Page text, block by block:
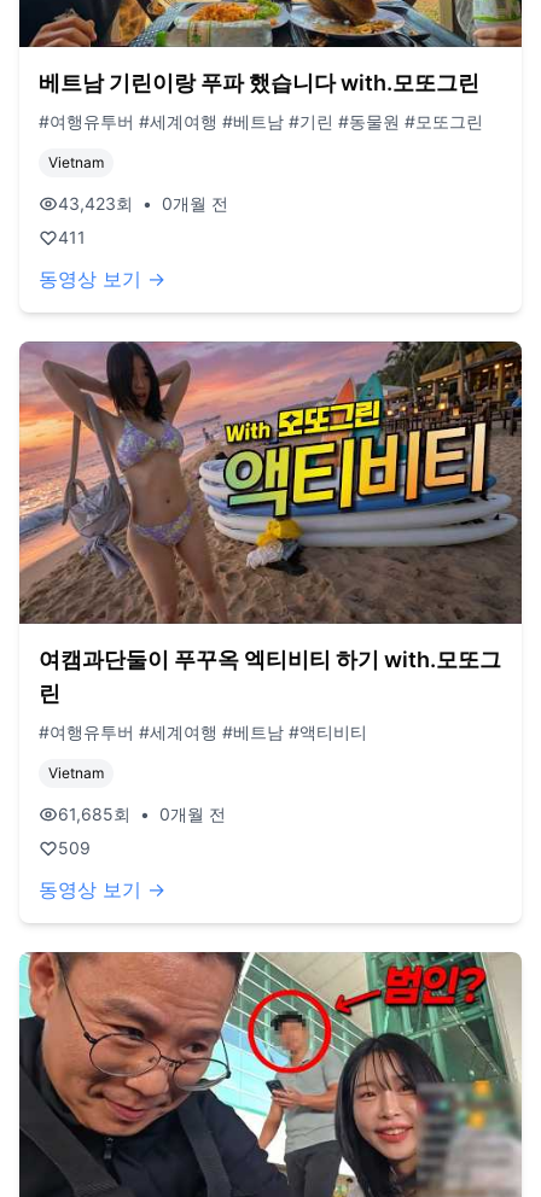
베트남 기린이랑 푸파 했습니다 with.모또그린
#여행유투버 #세계여행 #베트남 #기린 #동물원 #모또그린
Vietnam
43,423회 •
0개월 전
411
동영상 보기 →
여캠과단둘이 푸꾸옥 엑티비티 하기 with.모또그
린
#여행유투버 #세계여행 #베트남 #액티비티
Vietnam
61,685회 •
0개월 전
509
동영상 보기 →